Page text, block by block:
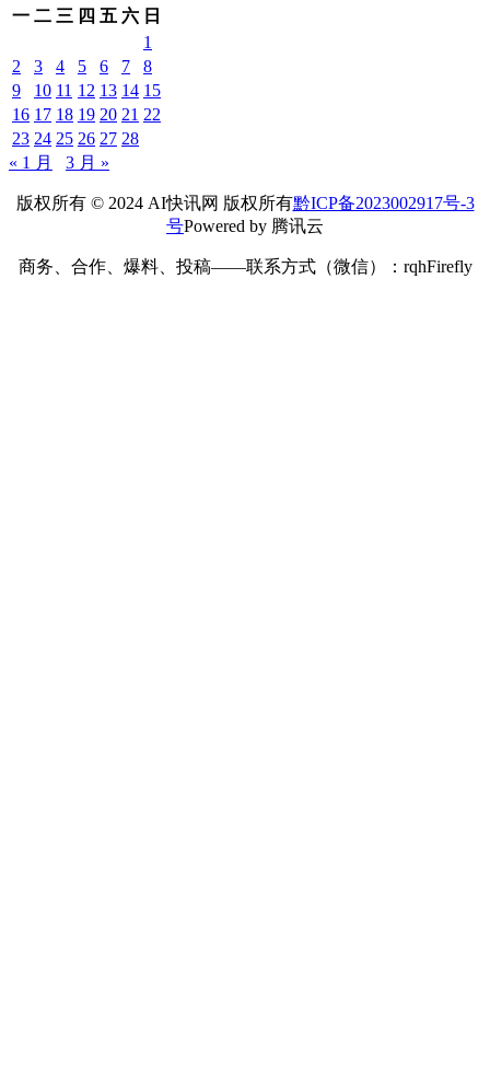
一 二 三 四 五 六 日
1
2
3 4 5 6 7
8
9
10 11 12 13 14 15
16 17 18 19 20 21 22
23 24 25 26 27 28
« 1 月
3 月 »
版权所有 © 2024 AI快讯网 版权所有黔ICP备2023002917号-3
号Powered by 腾讯云
商务、合作、爆料、投稿——联系方式（微信）：rqhFirefly